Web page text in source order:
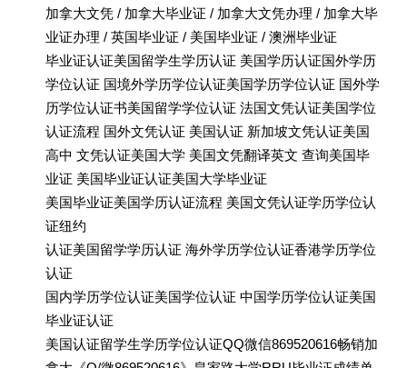
加拿大文凭 / 加拿大毕业证 / 加拿大文凭办理 / 加拿大毕
业证办理 / 英国毕业证 / 美国毕业证 / 澳洲毕业证
毕业证认证美国留学生学历认证 美国学历认证国外学历
学位认证 国境外学历学位认证美国学历学位认证 国外学
历学位认证书美国留学学位认证 法国文凭认证美国学位
认证流程 国外文凭认证 美国认证 新加坡文凭认证美国
高中 文凭认证美国大学 美国文凭翻译英文 查询美国毕
业证 美国毕业证认证美国大学毕业证
美国毕业证美国学历认证流程 美国文凭认证学历学位认
证纽约
认证美国留学学历认证 海外学历学位认证香港学历学位
认证
国内学历学位认证美国学位认证 中国学历学位认证美国
毕业证认证
美国认证留学生学历学位认证QQ微信869520616畅销加